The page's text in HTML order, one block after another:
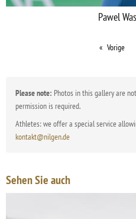
Pawel
Vorige
Please note: Photos in this gallery are
permission is required.
Athletes: we offer a special service
kontakt@nilgen.de
Sehen Sie auch